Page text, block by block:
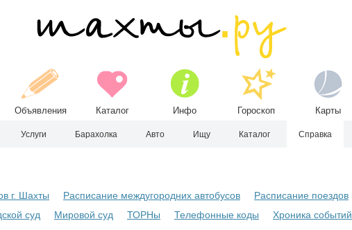
Объявления Каталог Инфо Гороскоп Карты
Услуги Барахолка Авто Ищу Каталог Справка
г. Шахты Расписание междугородних автобусов Расписание поездов
суд Мировой суд ТОРНы Телефонные коды Хроника событий